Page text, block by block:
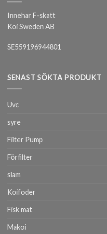
Innehar F-skatt
Koi Sweden AB
SE559196944801
SENAST SÖKTA PRODUKT
Uvc
syre
Filter Pump
Förfilter
slam
Koifoder
Fisk mat
Makoi